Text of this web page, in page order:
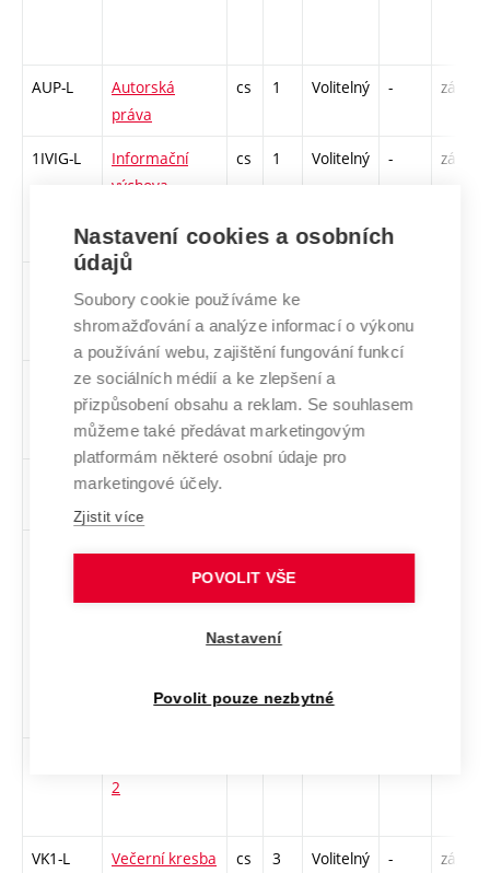
AUP-L
Autorská
práva
cs 1 Volitelný - zá
1IVIG-L
Informační
výchova –
gramotnost
cs 1 Volitelný - zá
programování
2
1MaUDe
Materialita a
udržitelnost v
designu
cs 2 Volitelný
1PeUM4
Performanční
umění 4
MUUM
Textil jako
společenských
uměleckých
cs 3 Volitelný -
2
VK1-L Večerní kresba cs 3 Volitelný - zá,zk
Nastavení cookies a osobních
údajů
Soubory cookie používáme ke
shromažďování a analýze informací o výkonu
a používání webu, zajištění fungování funkcí
ze sociálních médií a ke zlepšení a
přizpůsobení obsahu a reklam. Se souhlasem
můžeme také předávat marketingovým
platformám některé osobní údaje pro
marketingové účely.
Zjistit více
POVOLIT VŠE
Nastavení
Povolit pouze nezbytné